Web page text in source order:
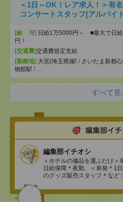
＜1日～OK！レア求人！＞有
コンサートスタッフ[アルバイ
[給 与] 日給1万5000円～ ■最大で日
円！
[交通費]交通費規定支給
[勤務地] 大宮(埼玉県)駅 / さいたま新都
物館駅 / …
すべて見
編集部イチオシ
＜ホテルの備品を運ぶだけ＞
日給保障＊夜勤、＜単発＊1
のグッズ販売スタッフ＊など